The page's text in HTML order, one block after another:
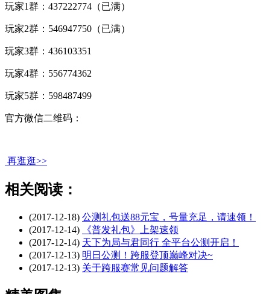
玩家1群：437222774（已满）
玩家2群：546947750（已满）
玩家3群：436103351
玩家4群：556774362
玩家5群：598487499
官方微信二维码：
再逛逛>>
相关阅读：
(2017-12-18) 公测礼包送88元宝，号量充足，请速领！
(2017-12-14)
《普发礼包》上架速领
(2017-12-14) 天下为局与君同行 全平台公测开启！
(2017-12-13) 明日公测！跨服登顶巅峰对决~
(2017-12-13) 关于跨服赛常见问题解答